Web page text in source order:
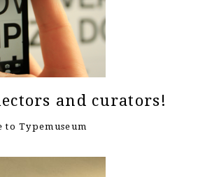
and curators!
Typemuseum